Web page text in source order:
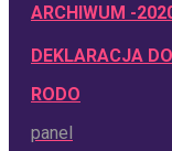
ARCHIWUM -
DEKLARACJA
RODO
panel